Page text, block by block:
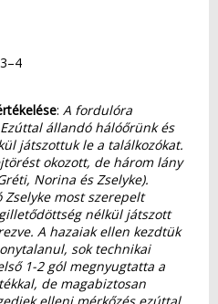
: A fordulóra
állandó hálóőrünk és
játszottuk le a találkozókat.
okozott, de három lány
Norina és Zselyke).
most szerepelt
nélkül játszott
A hazaiak ellen kezdtük
sok technikai
1-2 gól megnyugtatta a
de magabiztosan